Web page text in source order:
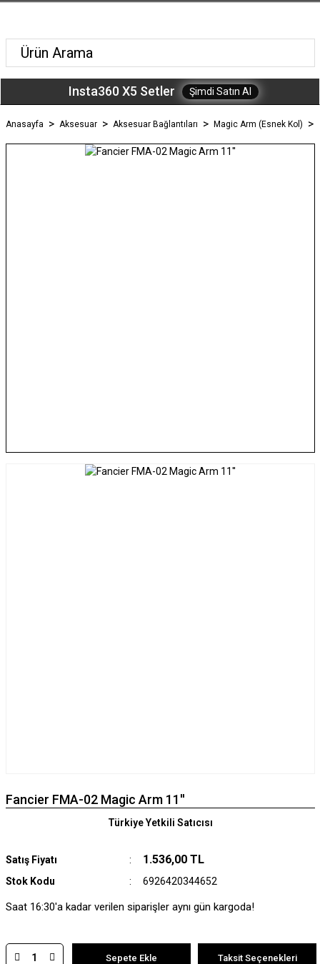
Insta360 X5 Setler Şimdi Satın Al
Anasayfa Aksesuar Aksesuar Bağlantıları Magic Arm (Esnek Kol)
Fancier FMA-02 Magic Arm 11''
Satış Fiyatı 1.536,00 TL
Stok Kodu 6926420344652
Türkiye Yetkili Satıcısı
Saat 16:30'a kadar verilen siparişler aynı gün kargoda!
Sepete Ekle Taksit Seçenekleri